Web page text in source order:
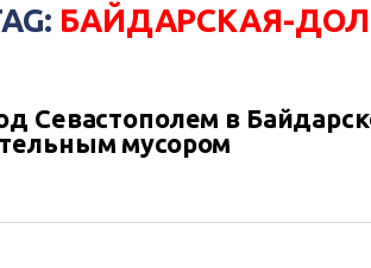
БАЙДАРСКАЯ-
Севастополем в
мусором